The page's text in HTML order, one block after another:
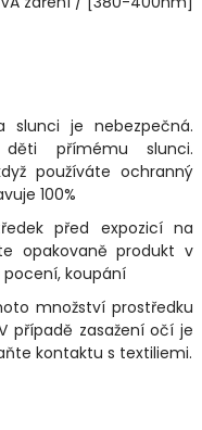
slunci je nebezpečná.
přímému slunci.
používáte ochranný
100%
před expozicí na
opakovaně produkt v
koupání
množství prostředku
případě zasažení očí je
kontaktu s textiliemi.